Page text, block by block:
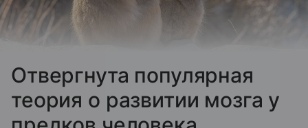
Отвергнута популярная
теория о развитии мозга у